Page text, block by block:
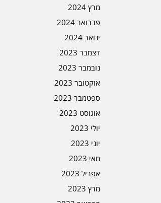
מרץ 2024
פברואר 2024
ינואר 2024
דצמבר 2023
נובמבר 2023
אוקטובר 2023
ספטמבר 2023
אוגוסט 2023
יולי 2023
יוני 2023
מאי 2023
אפריל 2023
מרץ 2023